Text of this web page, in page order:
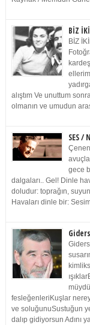
BİZ
BİZ
alıştım Ve unuttum
olmanın ve umudun
SES /
gece
dalgaları.. Gel! Dinle
doludur: toprağın,
Havaları dinle bir:
fesleğenleriKuşlar
ve soluğunuSustuğun
dalıp gidiyorsun Adını